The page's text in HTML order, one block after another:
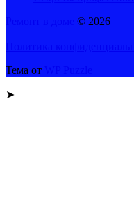
© 2026
Тема от
➤